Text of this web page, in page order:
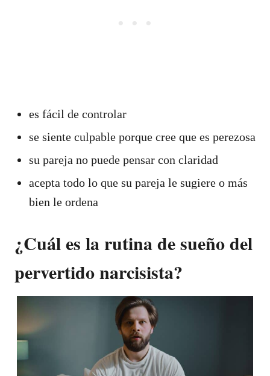
es fácil de controlar
se siente culpable porque cree que es perezosa
su pareja no puede pensar con claridad
acepta todo lo que su pareja le sugiere o más
bien le ordena
¿Cuál es la rutina de sueño del
pervertido narcisista?